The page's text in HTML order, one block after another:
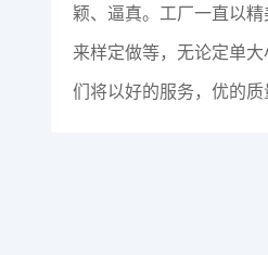
颖、逼真。工厂一直以
来样定做等，无论定单
们将以好的服务，优的